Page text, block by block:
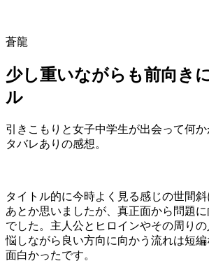
蒼龍
少し重いながらも前向き
ル
引きこもりと女子中学生が出会って何
タバレありの感想。
タイトル的に今時よく見る感じの世間
あとか思いましたが、真正面から問題
でした。主人公とヒロインやその周り
悩しながら良い方向に向かう流れは短
面白かったです。